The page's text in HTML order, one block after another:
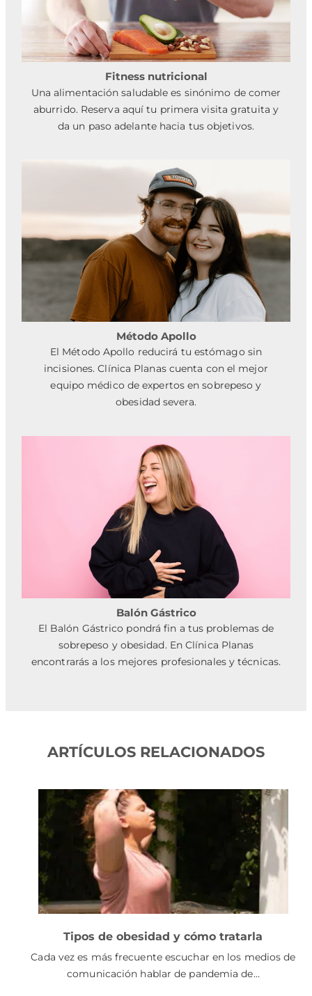
Fitness nutricional
Una alimentación saludable es sinónimo de comer
aburrido. Reserva aquí tu primera visita gratuita y
da un paso adelante hacia tus objetivos.
Método Apollo
El Método Apollo reducirá tu estómago sin
incisiones. Clínica Planas cuenta con el mejor
equipo médico de expertos en sobrepeso y
obesidad severa.
Balón Gástrico
El Balón Gástrico pondrá fin a tus problemas de
sobrepeso y obesidad. En Clínica Planas
encontrarás a los mejores profesionales y técnicas.
ARTÍCULOS RELACIONADOS
Tipos de obesidad y cómo tratarla
Cada vez es más frecuente escuchar en los medios de
comunicación hablar de pandemia de…